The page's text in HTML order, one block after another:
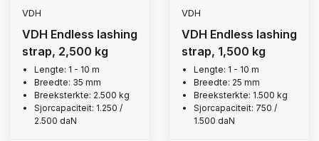
VDH
VDH Endless lashing
strap, 2,500 kg
Lengte: 1 - 10 m
Breedte: 35 mm
Breeksterkte: 2.500 kg
Sjorcapaciteit: 1.250 /
2.500 daN
VDH
VDH Endless lashing
strap, 1,500 kg
Lengte: 1 - 10 m
Breedte: 25 mm
Breeksterkte: 1.500 kg
Sjorcapaciteit: 750 /
1.500 daN